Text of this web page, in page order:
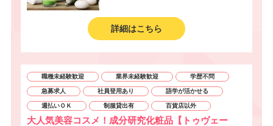
詳細はこちら
職種未経験歓迎 業界未経験歓迎 学歴不問
急募求人 社員登用あり 語学が活かせる
週払いＯＫ 制服貸出有 百貨店以外
大人気美容コスメ！成分研究化粧品【トゥヴェー